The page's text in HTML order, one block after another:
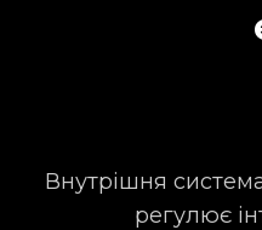
Внутрішня
регулює